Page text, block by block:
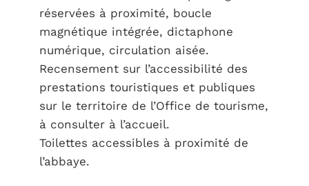
réservées à proximité, boucle
magnétique intégrée, dictaphone
numérique, circulation aisée.
Recensement sur l’accessibilité des
prestations touristiques et publiques
sur le territoire de l’Office de tourisme,
à consulter à l’accueil.
Toilettes accessibles à proximité de
l’abbaye.